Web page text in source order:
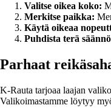
Valitse oikea koko:
Merkitse paikka:
Käytä oikeaa
Puhdista terä
Parhaat
K-Rauta tarjoaa laajan
Valikoimastamme löytyy